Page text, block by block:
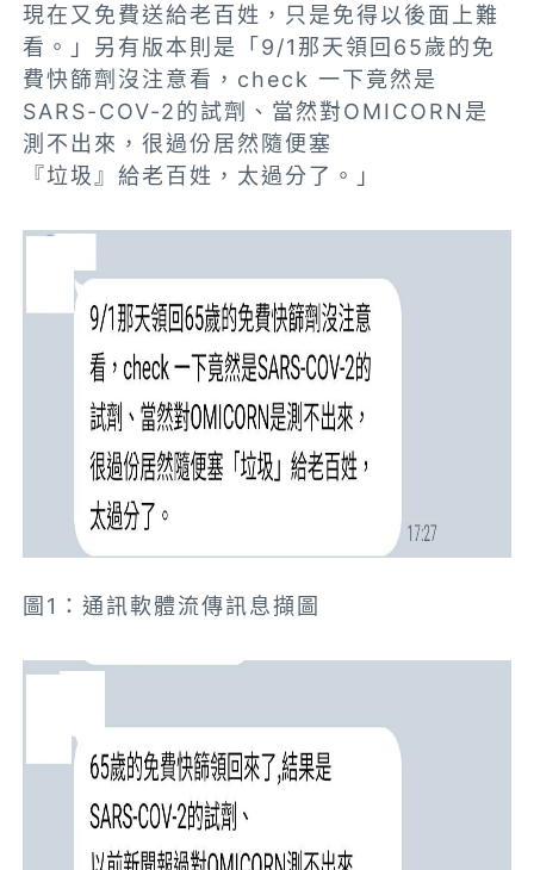
現在又免費送給老百姓，只是免得以後面上難
看。」另有版本則是「9/1那天領回65歲的免
費快篩劑沒注意看，check 一下竟然是
SARS-COV-2的試劑、當然對OMICORN是
測不出來，很過份居然隨便塞
『垃圾』給老百姓，太過分了。」
圖1：通訊軟體流傳訊息擷圖